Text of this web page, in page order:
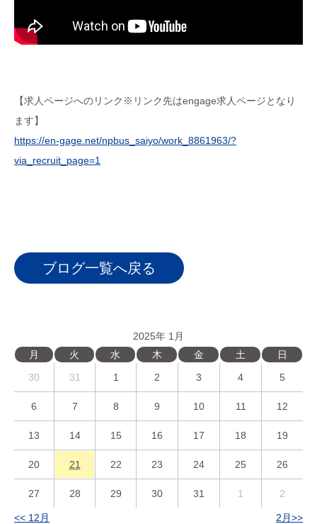
【求人ページへのリンク※リンク先はengage求人ページとなり
ます】
https://en-gage.net/npbus_saiyo/work_8861963/?
via_recruit_page=1
ブログ一覧へ戻る
2025年 1月
月
火 水 木 金 土
日
30
31 1 2 3 4 5
6 7 8 9 10 11 12
13 14 15 16 17 18 19
20 21 22 23 24 25 26
27 28 29 30 31 1 2
<< 12月 2月>>